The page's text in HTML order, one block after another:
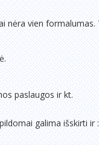
nėra vien
paslaugos ir kt.
galima išskirti ir :